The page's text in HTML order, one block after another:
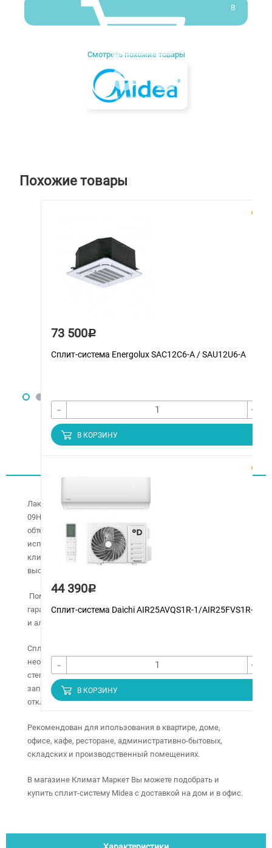
В
КОРЗИНУ
Смотреть похожие товары
Похожие товары
73 500Р
Сплит-система Energolux SAС12С6-A / SAU12U6-A
- +
В КОРЗИНУ
44 390Р
Сплит-система Daichi AIR25AVQS1R-1/AIR25FVS1R-1
- +
В КОРЗИНУ
Лаконичная настенная сплит-система Midea MSMA1A-
09HRN1 / MOAB02-09HN1 серии Blanc имеет приятные
обтекаемые формы и отличное дизайнерское
исполнение, что позволит разместить данную
климатическую систему даже в помещениях с
высококлассным стилистическим решением интерьера.
Помимо быстрого обогрева и охлаждения, устройство
гарантирует тщательную очистку воздуха от загрязнений
и аллергенов.
Сплит-системы Midea серии Blanc оснащены
необходимыми функциями, такими как: фильтр высокой
степени очистки, режим экономии электроэнергии,
запоминание настроек пользователя, функция
отключения звуковых сигналов.
Рекомендован для ипользования в квартире, доме,
офисе, кафе, ресторане, административно-бытовых,
складских и производственный помещениях.
В магазине Климат Маркет Вы можете подобрать и
купить сплит-систему Midea с доставкой на дом и в офис.